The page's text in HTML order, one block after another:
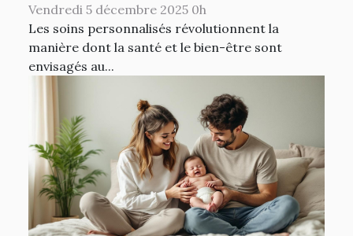
Vendredi 5 décembre 2025 0h
Les soins personnalisés révolutionnent la
manière dont la santé et le bien-être sont
envisagés au...